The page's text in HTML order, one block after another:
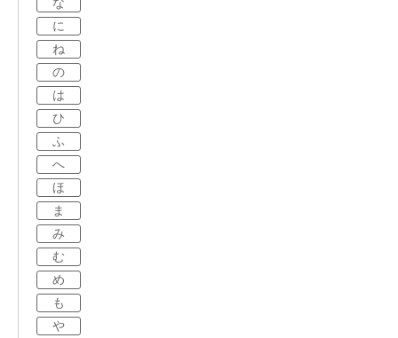
な
に
ね
の
は
ひ
ふ
へ
ほ
ま
み
む
め
も
や